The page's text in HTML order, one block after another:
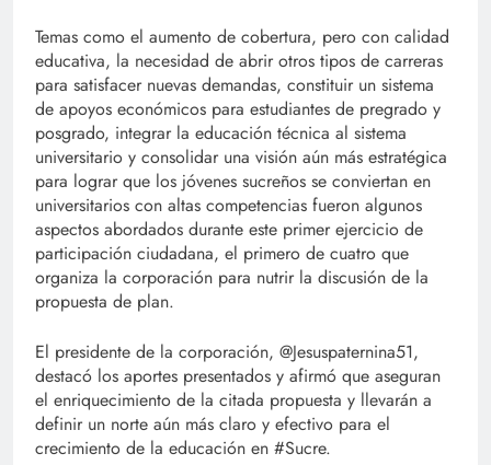
Temas como el aumento de cobertura, pero con calidad
educativa, la necesidad de abrir otros tipos de carreras
para satisfacer nuevas demandas, constituir un sistema
de apoyos económicos para estudiantes de pregrado y
posgrado, integrar la educación técnica al sistema
universitario y consolidar una visión aún más estratégica
para lograr que los jóvenes sucreños se conviertan en
universitarios con altas competencias fueron algunos
aspectos abordados durante este primer ejercicio de
participación ciudadana, el primero de cuatro que
organiza la corporación para nutrir la discusión de la
propuesta de plan.
El presidente de la corporación, @Jesuspaternina51,
destacó los aportes presentados y afirmó que aseguran
el enriquecimiento de la citada propuesta y llevarán a
definir un norte aún más claro y efectivo para el
crecimiento de la educación en #Sucre.